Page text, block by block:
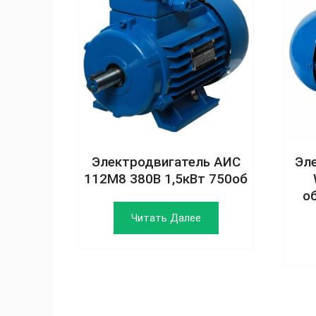
Электродвигатель АИС
112M8 380В 1,5кВт 750об
Читать Далее